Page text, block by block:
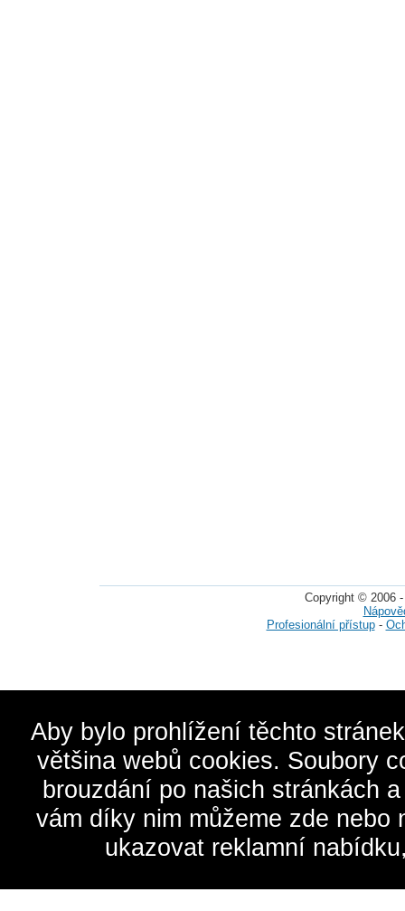
Copyright © 2006
Profesionální přístup-
Aby bylo prohlížení těchto
většina webů cookies. Soubory
brouzdání po našich stránkách
vám díky nim můžeme zde
ukazovat reklamní